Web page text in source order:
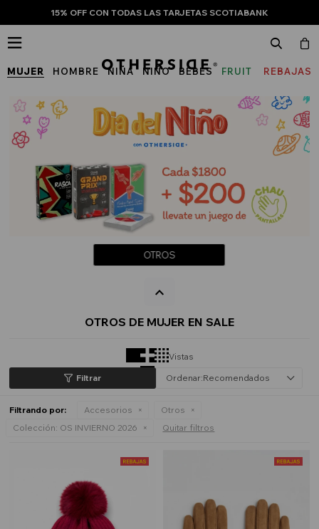
15% OFF CON TODAS LAS TARJETAS SCOTIABANK
MUJER HOMBRE NIÑA NIÑO BEBÉS
FRUIT
THE
LOOM
REBAJAS

OTROS
OTROS DE MUJER EN SALE
Vistas
Recomendados
Filtrando por: Accesorios
Otros
Colección: OS INVIERNO 2026 Quitar filtros